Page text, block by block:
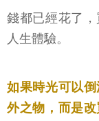
錢都已經花了
人生體驗。
如果時光可以
外之物，而是